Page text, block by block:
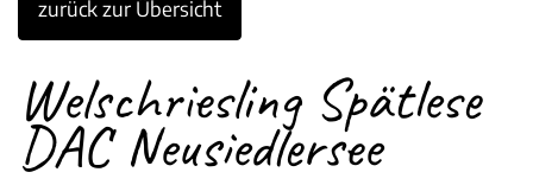
zurück zur Übersicht
Welschriesling Spätlese
DAC Neusiedlersee